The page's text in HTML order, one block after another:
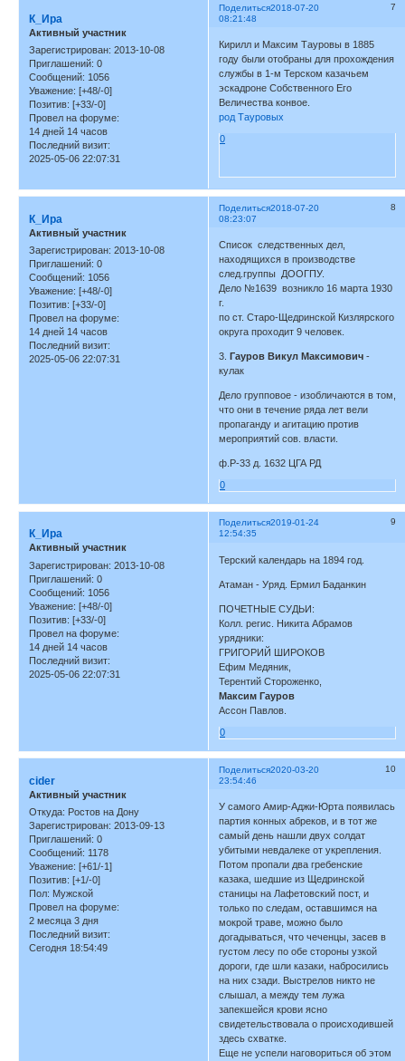
Поделиться 7
2018-07-20
08:21:48
К_Ира
Активный участник
Зарегистрирован: 2013-10-08
Приглашений: 0
Сообщений: 1056
Уважение: [+48/-0]
Позитив: [+33/-0]
Провел на форуме:
14 дней 14 часов
Последний визит:
2025-05-06 22:07:31
Кирилл и Максим Тауровы в 1885
году были отобраны для прохождения
службы в 1-м Терском казачьем
эскадроне Собственного Его
Величества конвое.
род Тауровых
0
Поделиться 8
2018-07-20
08:23:07
К_Ира
Активный участник
Зарегистрирован: 2013-10-08
Приглашений: 0
Сообщений: 1056
Уважение: [+48/-0]
Позитив: [+33/-0]
Провел на форуме:
14 дней 14 часов
Последний визит:
2025-05-06 22:07:31
Список следственных дел,
находящихся в производстве
след.группы ДООГПУ.
Дело №1639 возникло 16 марта 1930
г.
по ст. Старо-Щедринской Кизлярского
округа проходит 9 человек.
3. Гауров Викул Максимович-
кулак
Дело групповое - изобличаются в том,
что они в течение ряда лет вели
пропаганду и агитацию против
мероприятий сов. власти.
ф.Р-33 д. 1632 ЦГА РД
0
Поделиться 9
2019-01-24
12:54:35
К_Ира
Активный участник
Зарегистрирован: 2013-10-08
Приглашений: 0
Сообщений: 1056
Уважение: [+48/-0]
Позитив: [+33/-0]
Провел на форуме:
14 дней 14 часов
Последний визит:
2025-05-06 22:07:31
Терский календарь на 1894 год.
Атаман - Уряд. Ермил Баданкин
ПОЧЕТНЫЕ СУДЬИ:
Колл. регис. Никита Абрамов
урядники:
ГРИГОРИЙ ШИРОКОВ
Ефим Медяник,
Терентий Стороженко,
Максим Гауров
Ассон Павлов.
0
Поделиться 10
2020-03-20
23:54:46
cider
Активный участник
Откуда: Ростов на Дону
Зарегистрирован: 2013-09-13
Приглашений: 0
Сообщений: 1178
Уважение: [+61/-1]
Позитив: [+1/-0]
Пол: Мужской
Провел на форуме:
2 месяца 3 дня
Последний визит:
Сегодня 18:54:49
У самого Амир-Аджи-Юрта появилась
партия конных абреков, и в тот же
самый день нашли двух солдат
убитыми невдалеке от укрепления.
Потом пропали два гребенские
казака, шедшие из Щедринской
станицы на Лафетовский пост, и
только по следам, оставшимся на
мокрой траве, можно было
догадываться, что чеченцы, засев в
густом лесу по обе стороны узкой
дороги, где шли казаки, набросились
на них сзади. Выстрелов никто не
слышал, а между тем лужа
запекшейся крови ясно
свидетельствовала о происходившей
здесь схватке.
Еще не успели наговориться об этом